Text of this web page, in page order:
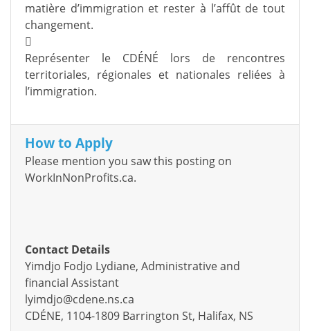
matière d’immigration et rester à l’affût de tout
changement.

Représenter le CDÉNÉ lors de rencontres
territoriales, régionales et nationales reliées à
l’immigration.
How to Apply
Please mention you saw this posting on
WorkInNonProfits.ca.
Contact Details
Yimdjo Fodjo Lydiane, Administrative and
financial Assistant
lyimdjo@cdene.ns.ca
CDÉNE, 1104-1809 Barrington St, Halifax, NS